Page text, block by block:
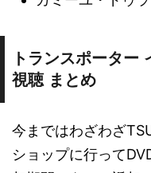
トランスポーター
視聴 まとめ
今まではわざわざ
ショップに行って